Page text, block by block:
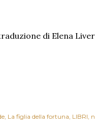
di Elena
La figlia della fortuna LIBRI